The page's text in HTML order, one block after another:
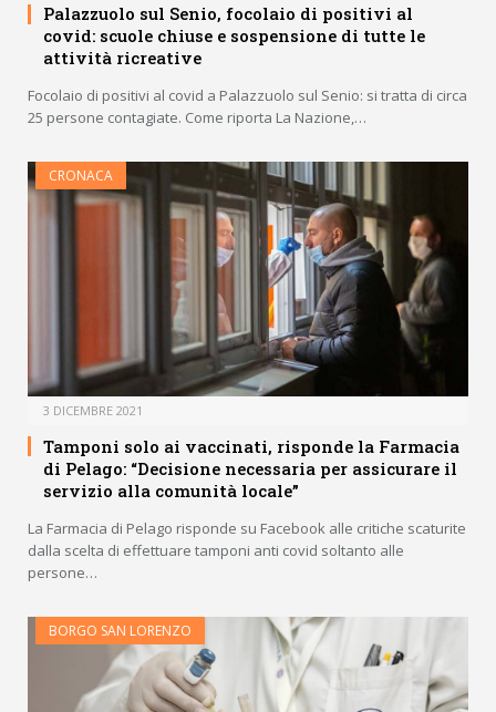
Palazzuolo sul Senio, focolaio di positivi al
covid: scuole chiuse e sospensione di tutte le
attività ricreative
Focolaio di positivi al covid a Palazzuolo sul Senio: si tratta di circa
25 persone contagiate. Come riporta La Nazione,…
CRONACA
3 DICEMBRE 2021
Tamponi solo ai vaccinati, risponde la Farmacia
di Pelago: “Decisione necessaria per assicurare il
servizio alla comunità locale”
La Farmacia di Pelago risponde su Facebook alle critiche scaturite
dalla scelta di effettuare tamponi anti covid soltanto alle
persone…
BORGO SAN LORENZO